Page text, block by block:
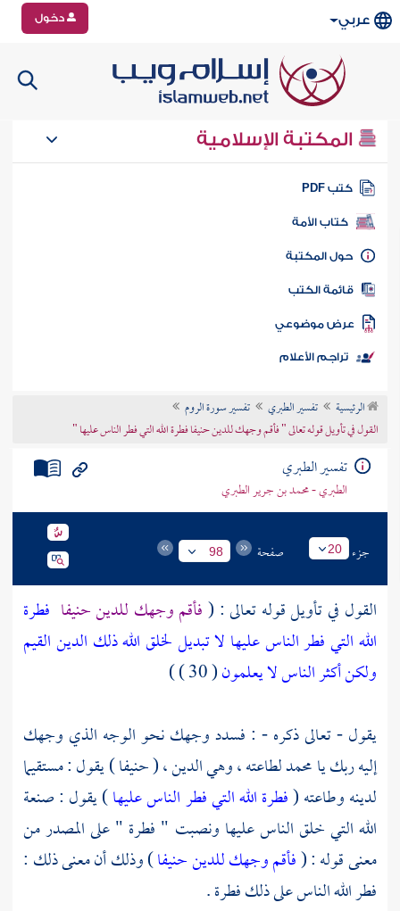
عربي دخول
المكتبة الإسلامية
كتب PDF
كتاب الأمة
المكتبة
الكتب
موضوعي
تراجم الأعلام
الرئيسية تفسير الطبري
تفسير سورة الروم
القول في تأويل قوله تعالى " فأقم وجهك للدين حنيفا فطرة الله التي فطر الناس عليها "
تفسير الطبري
الطبري - محمد بن جرير الطبري
جزء 20 صفحة 98
القول في تأويل قوله تعالى : (فأقم وجهك للدين حنيفا فطرة
الله التي فطر الناس عليها لا تبديل لخلق الله ذلك الدين القيم
ولكن أكثر الناس لا يعلمون( 30 ) )
يقول - تعالى ذكره - : فسدد وجهك نحو الوجه الذي وجهك
إليه ربك يامحمدلطاعته ، وهي الدين ، ( حنيفا ) يقول : مستقيما
لدينه وطاعته (فطرة الله التي فطر الناس عليها) يقول : صنعة
الله التي خلق الناس عليها ونصبت " فطرة " على المصدر من
معنى قوله : (فأقم وجهك للدين حنيفا) وذلك أن معنى ذلك :
فطر الله الناس على ذلك فطرة .